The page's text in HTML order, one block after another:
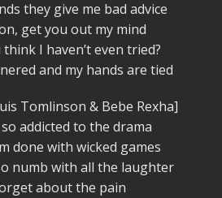
they give me bad advice
get you out my mind
I haven’t even tried?
and my hands are tied
Tomlinson & Bebe Rexha]
addicted to the drama
done with wicked games
numb with all the laughter
about the pain